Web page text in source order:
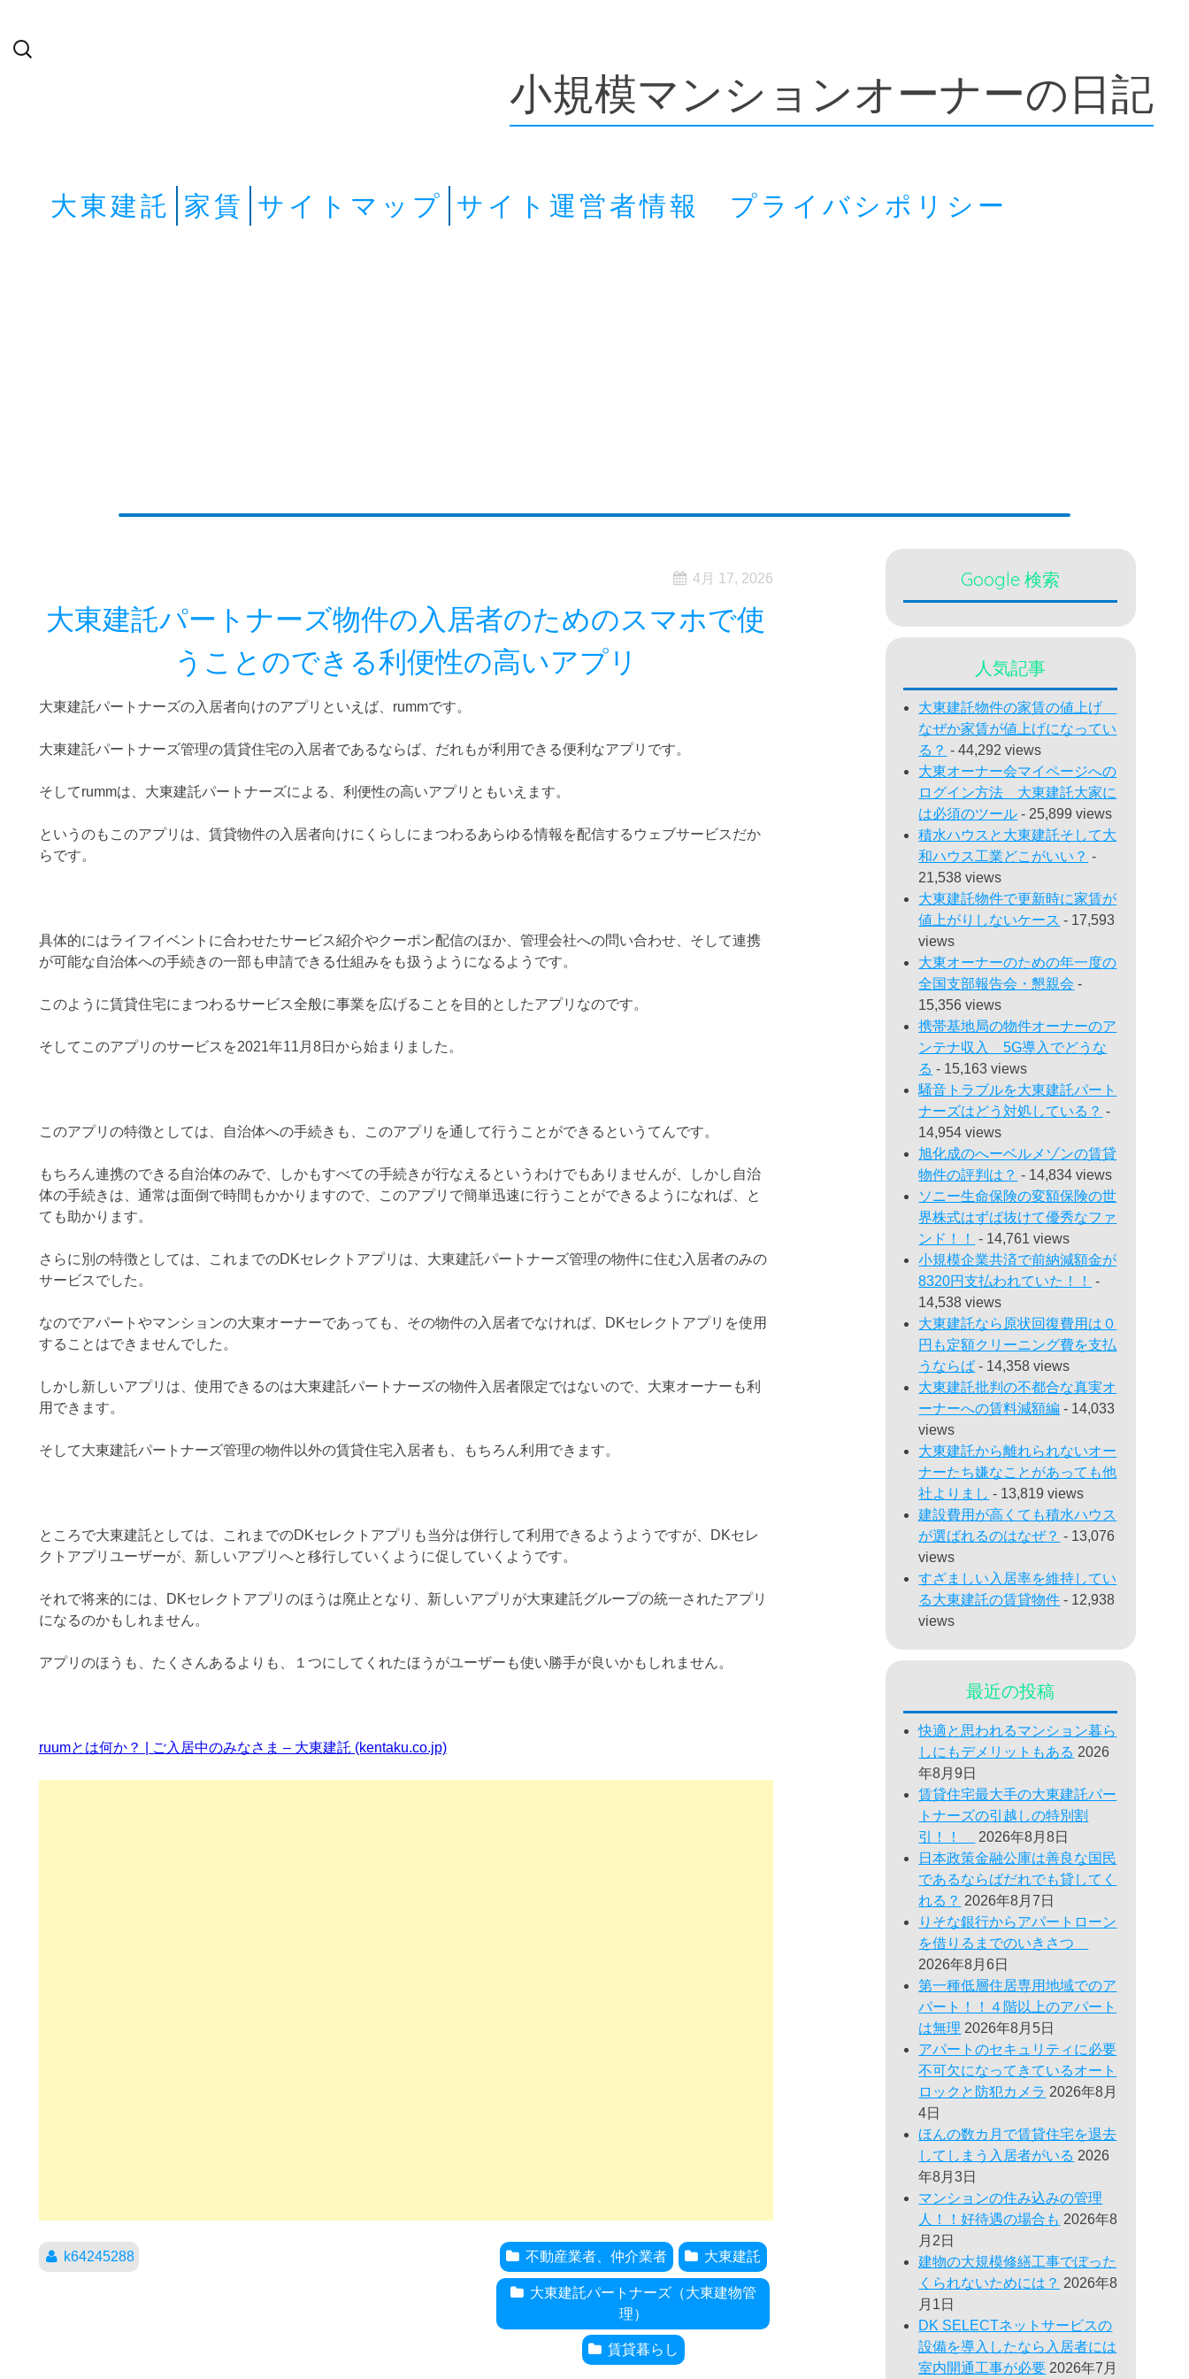
検
索:
小規模マンションオーナーの日記
大東建託 家賃 サイトマップ サイト運営者情報 プライバシポリシー
4月 17, 2026
大東建託パートナーズ物件の入居者のためのスマホで使
うことのできる利便性の高いアプリ
大東建託パートナーズの入居者向けのアプリといえば、rummです。
大東建託パートナーズ管理の賃貸住宅の入居者であるならば、だれもが利用できる便利なアプリです。
そしてrummは、大東建託パートナーズによる、利便性の高いアプリともいえます。
というのもこのアプリは、賃貸物件の入居者向けにくらしにまつわるあらゆる情報を配信するウェブサービスだか
らです。
具体的にはライフイベントに合わせたサービス紹介やクーポン配信のほか、管理会社への問い合わせ、そして連携
が可能な自治体への手続きの一部も申請できる仕組みをも扱うようになるようです。
このように賃貸住宅にまつわるサービス全般に事業を広げることを目的としたアプリなのです。
そしてこのアプリのサービスを2021年11月8日から始まりました。
このアプリの特徴としては、自治体への手続きも、このアプリを通して行うことができるというてんです。
もちろん連携のできる自治体のみで、しかもすべての手続きが行なえるというわけでもありませんが、しかし自治
体の手続きは、通常は面倒で時間もかかりますので、このアプリで簡単迅速に行うことができるようになれば、と
ても助かります。
さらに別の特徴としては、これまでのDKセレクトアプリは、大東建託パートナーズ管理の物件に住む入居者のみの
サービスでした。
なのでアパートやマンションの大東オーナーであっても、その物件の入居者でなければ、DKセレクトアプリを使用
することはできませんでした。
しかし新しいアプリは、使用できるのは大東建託パートナーズの物件入居者限定ではないので、大東オーナーも利
用できます。
そして大東建託パートナーズ管理の物件以外の賃貸住宅入居者も、もちろん利用できます。
ところで大東建託としては、これまでのDKセレクトアプリも当分は併行して利用できるようようですが、DKセレ
クトアプリユーザーが、新しいアプリへと移行していくように促していくようです。
それで将来的には、DKセレクトアプリのほうは廃止となり、新しいアプリが大東建託グループの統一されたアプリ
になるのかもしれません。
アプリのほうも、たくさんあるよりも、１つにしてくれたほうがユーザーも使い勝手が良いかもしれません。
ruumとは何か？ | ご入居中のみなさま – 大東建託 (kentaku.co.jp)
k64245288 不動産業者、仲介業者 大東建託
大東建託パートナーズ（大東建物管
理）
賃貸暮らし
Google 検索
人気記事
大東建託物件の家賃の値上げ
なぜか家賃が値上げになってい
る？ - 44,292 views
大東オーナー会マイページへの
ログイン方法 大東建託大家に
は必須のツール - 25,899 views
積水ハウスと大東建託そして大
和ハウス工業どこがいい？ -
21,538 views
大東建託物件で更新時に家賃が
値上がりしないケース - 17,593
views
大東オーナーのための年一度の
全国支部報告会・懇親会 -
15,356 views
携帯基地局の物件オーナーのア
ンテナ収入 5G導入でどうな
る - 15,163 views
騒音トラブルを大東建託パート
ナーズはどう対処している？ -
14,954 views
旭化成のへーベルメゾンの賃貸
物件の評判は？ - 14,834 views
ソニー生命保険の変額保険の世
界株式はずば抜けて優秀なファ
ンド！！
- 14,761 views
小規模企業共済で前納減額金が
8320円支払われていた！！
-
14,538 views
大東建託なら原状回復費用は０
円も定額クリーニング費を支払
うならば - 14,358 views
大東建託批判の不都合な真実オ
ーナーへの賃料減額編 - 14,033
views
大東建託から離れられないオー
ナーたち嫌なことがあっても他
社よりまし - 13,819 views
建設費用が高くても積水ハウス
が選ばれるのはなぜ？ - 13,076
views
すざましい入居率を維持してい
る大東建託の賃貸物件 - 12,938
views
最近の投稿
快適と思われるマンション暮ら
しにもデメリットもある 2026
年8月9日
賃貸住宅最大手の大東建託パー
トナーズの引越しの特別割
引！！
2026年8月8日
日本政策金融公庫は善良な国民
であるならばだれでも貸してく
れる？ 2026年8月7日
りそな銀行からアパートローン
を借りるまでのいきさつ
2026年8月6日
第一種低層住居専用地域でのア
パート！！４階以上のアパート
は無理 2026年8月5日
アパートのセキュリティに必要
不可欠になってきているオート
ロックと防犯カメラ 2026年8月
4日
ほんの数カ月で賃貸住宅を退去
してしまう入居者がいる 2026
年8月3日
マンションの住み込みの管理
人！！好待遇の場合も 2026年8
月2日
建物の大規模修繕工事でぼった
くられないためには？ 2026年8
月1日
DK SELECTネットサービスの
設備を導入したなら入居者には
室内開通工事が必要 2026年7月